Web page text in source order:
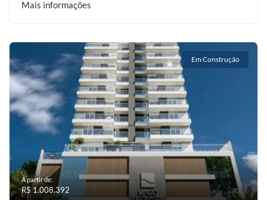
Mais informações
Em Construção
A partir de:
R$ 1.008.392